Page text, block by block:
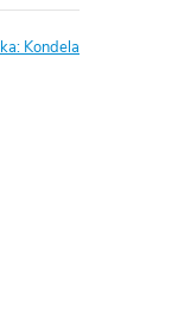
Kondela